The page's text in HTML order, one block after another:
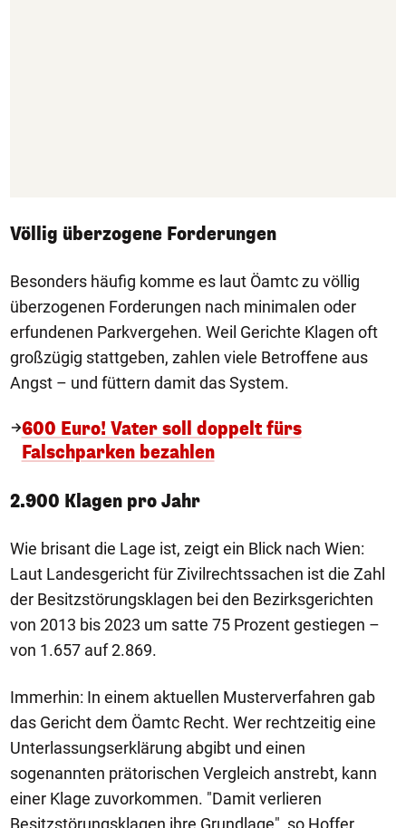
Völlig überzogene Forderungen
Besonders häufig komme es laut Öamtc zu völlig
überzogenen Forderungen nach minimalen oder
erfundenen Parkvergehen. Weil Gerichte Klagen oft
großzügig stattgeben, zahlen viele Betroffene aus
Angst – und füttern damit das System.
600 Euro! Vater soll doppelt fürs
Falschparken bezahlen
2.900 Klagen pro Jahr
Wie brisant die Lage ist, zeigt ein Blick nach Wien:
Laut Landesgericht für Zivilrechtssachen ist die Zahl
der Besitzstörungsklagen bei den Bezirksgerichten
von 2013 bis 2023 um satte 75 Prozent gestiegen –
von 1.657 auf 2.869.
Immerhin: In einem aktuellen Musterverfahren gab
das Gericht dem Öamtc Recht. Wer rechtzeitig eine
Unterlassungserklärung abgibt und einen
sogenannten prätorischen Vergleich anstrebt, kann
einer Klage zuvorkommen. "Damit verlieren
Besitzstörungsklagen ihre Grundlage", so Hoffer.